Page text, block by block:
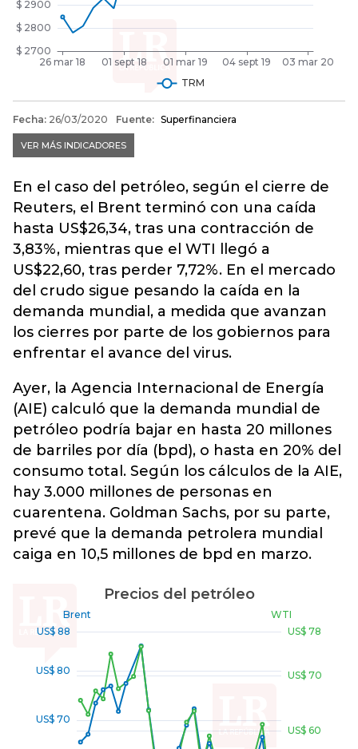
En el caso del petróleo, según el cierre de
Reuters, el Brent terminó con una caída
hasta US$26,34, tras una contracción de
3,83%, mientras que el WTI llegó a
US$22,60, tras perder 7,72%. En el mercado
del crudo sigue pesando la caída en la
demanda mundial, a medida que avanzan
los cierres por parte de los gobiernos para
enfrentar el avance del virus.
Ayer, la Agencia Internacional de Energía
(AIE) calculó que la demanda mundial de
petróleo podría bajar en hasta 20 millones
de barriles por día (bpd), o hasta en 20% del
consumo total. Según los cálculos de la AIE,
hay 3.000 millones de personas en
cuarentena. Goldman Sachs, por su parte,
prevé que la demanda petrolera mundial
caiga en 10,5 millones de bpd en marzo.